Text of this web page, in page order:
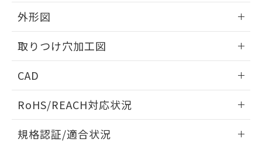
外形図
取りつけ穴加工図
CAD
ドすることができます。
RoHS/REACH対応状況
規格認証/適合状況
用者の範囲」に記載されている法人を
るもので、過去に遡って非含有を証明する
ものではありません。
物質の対応では、対応完了までの期間は出
荷製品に未対応品が混在することから備考
していることから、特段のことがない限
り、2022年1月12日より割愛しておりま
す。